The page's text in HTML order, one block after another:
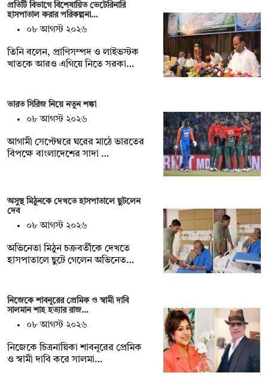
প্রতিটি বিভাগে বিশেষায়িত ভেটেরিনারি
হাসপাতাল করার পরিকল্পনা…
০৮ আগস্ট ২০২৬
তিনি বলেন, প্রাণিসম্পদ ও লাইভস্টক
খাতকে আরও এগিয়ে নিতে সরকা…
ভারত সিরিজ নিয়ে নতুন শঙ্কা
০৮ আগস্ট ২০২৬
আগামী সেপ্টেম্বরে ঘরের মাঠে ভারতের
বিপক্ষে বাংলাদেশের সাদা …
অসুস্থ মিঠুনকে দেখতে হাসপাতালে ছুটলেন
দেব
০৮ আগস্ট ২০২৬
অভিনেতা মিঠুন চক্রবর্তীকে দেখতে
হাসপাতালে ছুটে গেলেন অভিনেত…
নিজেকে শাবনূরের প্রেমিক ও স্বামী দাবি
সালমান শাহ হত্যার রাজ…
০৮ আগস্ট ২০২৬
নিজেকে চিত্রনায়িকা শাবনূরের প্রেমিক
ও স্বামী দাবি করে সালমা…